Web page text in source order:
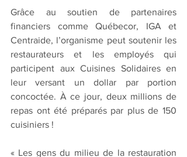
Grâce au soutien de partenaires
financiers comme Québecor, IGA et
Centraide, l’organisme peut soutenir les
restaurateurs et les employés qui
participent aux Cuisines Solidaires en
leur versant un dollar par portion
concoctée. À ce jour, deux millions de
repas ont été préparés par plus de 150
cuisiniers !
« Les gens du milieu de la restauration